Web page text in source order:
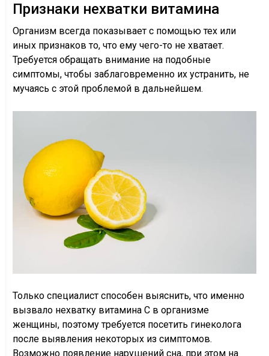
Признаки нехватки витамина
Организм всегда показывает с помощью тех или
иных признаков то, что ему чего-то не хватает.
Требуется обращать внимание на подобные
симптомы, чтобы заблаговременно их устранить, не
мучаясь с этой проблемой в дальнейшем.
Только специалист способен выяснить, что именно
вызвало нехватку витамина С в организме
женщины, поэтому требуется посетить гинеколога
после выявления некоторых из симптомов.
Возможно появление нарушений сна, при этом на